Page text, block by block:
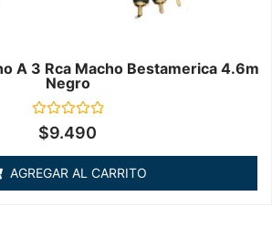
A 3 Rca Macho Bestamerica 4.6m
Negro
Valorado
en
de
5
$9.490
AGREGAR AL CARRITO